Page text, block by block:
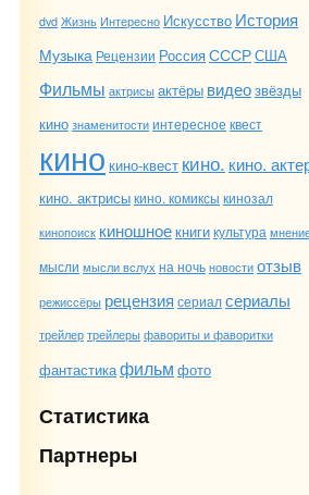
dvd Жизнь Интересно Искусство История
Музыка Рецензии РоссияСССРСША
Фильмы актрисы актёры видеозвёзды
кинознаменитостиинтересное квест
кино кино-квест кино. кино.
кино. актрисыкино. комиксы кинозал
кинопоиск киношноекнигикультура
мысли мысли вслух на ночь новости отзыв
режиссёры рецензия сериалсериалы
трейлер трейлерыфавориты и фаворитки
фантастикафильм фото
Статистика
Партнеры